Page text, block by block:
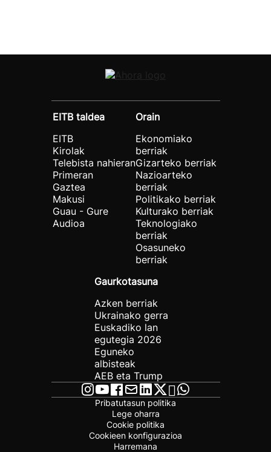
EITB taldea
EITB
Kirolak
Telebista nahieran
Primeran
Gaztea
Makusi
Guau - Gure
Audioa
Orain
Ekonomiako
berriak
Gizarteko berriak
Nazioarteko
berriak
Politikako berriak
Kulturako berriak
Teknologiako
berriak
Osasuneko
berriak
Gaurkotasuna
Azken berriak
Ukrainako gerra
Euskadiko lan
egutegia 2026
Eguneko
albisteak
AEB eta Trump
Pribatutasun politika
Lege oharra
Cookie politika
Cookieen konfigurazioa
Harremana